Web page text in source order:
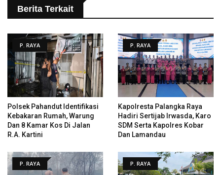
Berita Terkait
P. RAYA
Polsek Pahandut Identifikasi
Kebakaran Rumah, Warung
Dan 8 Kamar Kos Di Jalan
R.A. Kartini
P. RAYA
Kapolresta Palangka Raya
Hadiri Sertijab Irwasda, Karo
SDM Serta Kapolres Kobar
Dan Lamandau
P. RAYA P. RAYA